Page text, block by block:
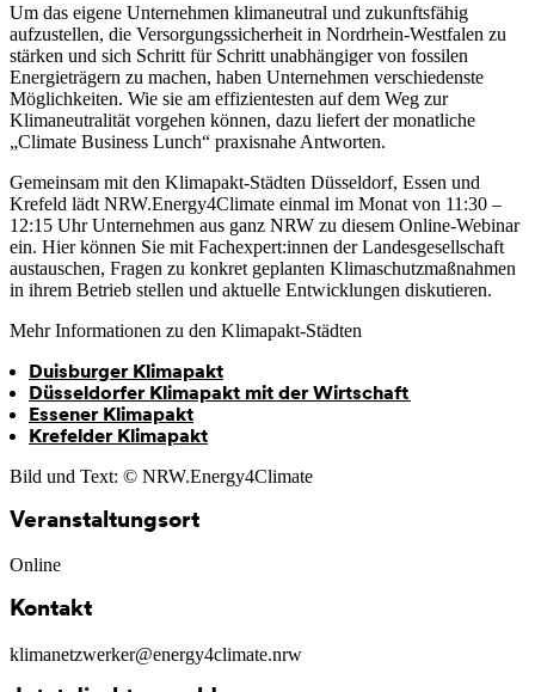
Um das eigene Unternehmen klimaneutral und zukunftsfähig
aufzustellen, die Versorgungssicherheit in Nordrhein-Westfalen zu
stärken und sich Schritt für Schritt unabhängiger von fossilen
Energieträgern zu machen, haben Unternehmen verschiedenste
Möglichkeiten. Wie sie am effizientesten auf dem Weg zur
Klimaneutralität vorgehen können, dazu liefert der monatliche
„Climate Business Lunch“ praxisnahe Antworten.
Gemeinsam mit den Klimapakt-Städten Düsseldorf, Essen und
Krefeld lädt NRW.Energy4Climate einmal im Monat von 11:30 –
12:15 Uhr Unternehmen aus ganz NRW zu diesem Online-Webinar
ein. Hier können Sie mit Fachexpert:innen der Landesgesellschaft
austauschen, Fragen zu konkret geplanten Klimaschutzmaßnahmen
in ihrem Betrieb stellen und aktuelle Entwicklungen diskutieren.
Mehr Informationen zu den Klimapakt-Städten
Duisburger Klimapakt
Düsseldorfer Klimapakt mit der Wirtschaft
Essener Klimapakt
Krefelder Klimapakt
Bild und Text: © NRW.Energy4Climate
Veranstaltungsort
Online
Kontakt
klimanetzwerker@energy4climate.nrw